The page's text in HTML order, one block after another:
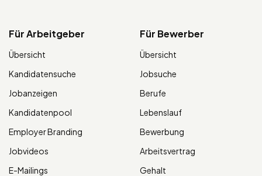
Für Arbeitgeber
Übersicht
Kandidatensuche
Jobanzeigen
Kandidatenpool
Employer Branding
Jobvideos
E-Mailings
Für Bewerber
Übersicht
Jobsuche
Berufe
Lebenslauf
Bewerbung
Arbeitsvertrag
Gehalt